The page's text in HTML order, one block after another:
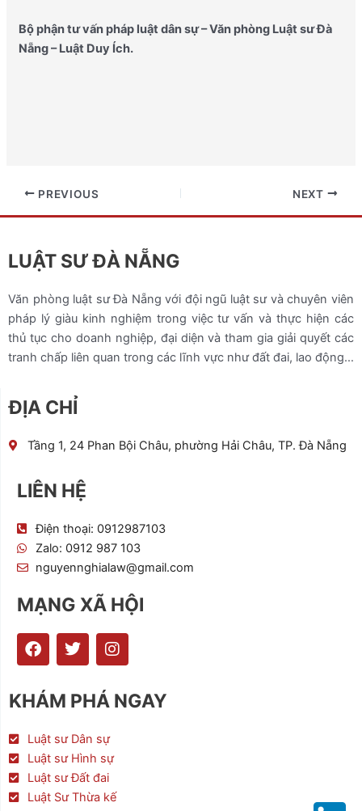
Bộ phận tư vấn pháp luật dân sự – Văn phòng Luật sư Đà
Nẵng – Luật Duy Ích.
PREVIOUS NEXT
LUẬT SƯ ĐÀ NẴNG
Văn phòng luật sư Đà Nẵng với đội ngũ luật sư và chuyên viên
pháp lý giàu kinh nghiệm trong việc tư vấn và thực hiện các
thủ tục cho doanh nghiệp, đại diện và tham gia giải quyết các
tranh chấp liên quan trong các lĩnh vực như đất đai, lao động…
ĐỊA CHỈ
Tầng 1, 24 Phan Bội Châu, phường Hải Châu, TP. Đà Nẵng
LIÊN HỆ
Điện thoại: 0912987103
Zalo: 0912 987 103
nguyennghialaw@gmail.com
MẠNG XÃ HỘI
F
a
e
b
o
k
T
w
t
t
r
I
n
t
a
a
KHÁM PHÁ NGAY
Luật sư Dân sự
Luật sư Hình sự
Luật sư Đất đai
Luật Sư Thừa kế